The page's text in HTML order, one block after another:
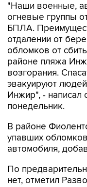
"Наши военные,
огневые группы
БПЛА.
отдалении от
обломков от
районе пляжа
возгорания.
эвакуируют
Инжир", - написал
понедельник.
В районе
упавших
автомобиля,
По
нет, отметил